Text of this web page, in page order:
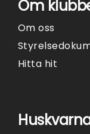
Om
Om oss
Hitta hit